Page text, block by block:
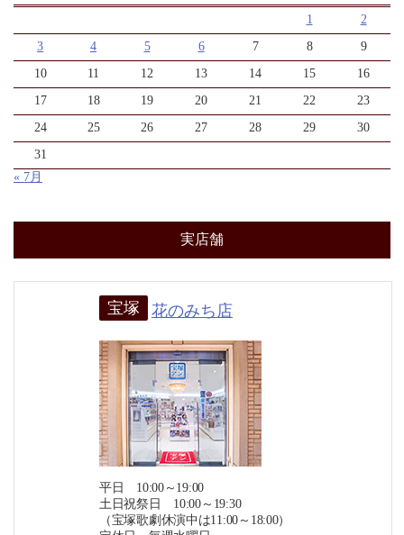
1
2
3
4 5 6 7 8
9
10
11 12 13 14 15
16
17
18 19 20 21 22
23
24
25 26 27 28 29
30
31
« 7月
実店舗
宝塚 花のみち店
平日 10:00～19:00
土日祝祭日 10:00～19:30
（宝塚歌劇休演中は11:00～18:00）